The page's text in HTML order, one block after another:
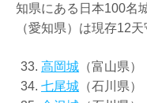
知県にある日本100名
（愛知県）は現存12
高岡城 （富山県）
七尾城 （石川県）